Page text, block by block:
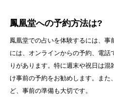
鳳凰堂への予約方法は?
鳳凰堂での占いを体験するには、
には、オンラインからの予約、電話
りがあります。特に週末や祝日は
け事前の予約をお勧めします。また
ど、事前の準備も大切です。